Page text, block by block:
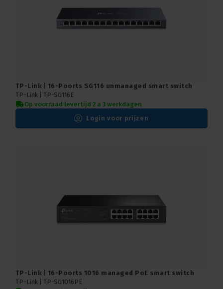
TP-Link | 16-Poorts SG116 unmanaged smart switch
TP-Link | TP-SG116E
Op voorraad levertijd 2 a 3 werkdagen
Login voor prijzen
TP-Link | 16-Poorts 1016 managed PoE smart switch
TP-Link | TP-SG1016PE